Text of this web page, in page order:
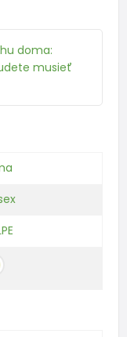
doma:
musieť